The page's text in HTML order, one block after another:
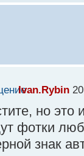
Ivan.Rybin
но это
фотки
знак